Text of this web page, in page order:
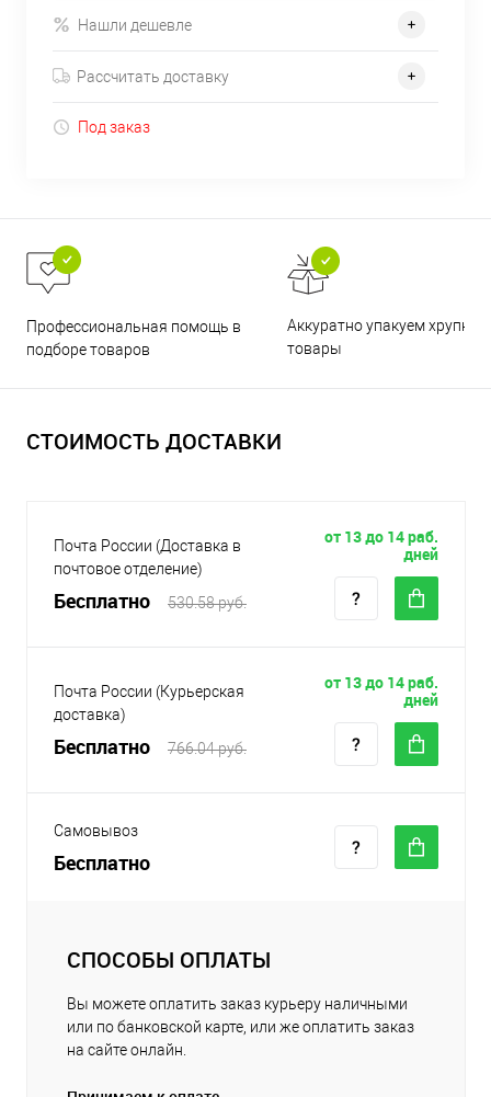
Нашли дешевле
Рассчитать доставку
Под заказ
Профессиональная помощь в
подборе товаров
Аккуратно упакуем хрупкие
товары
СТОИМОСТЬ ДОСТАВКИ
Почта России (Доставка в
почтовое отделение)
Бесплатно 530.58 руб.
от 13 до 14 раб.
дней
Почта России (Курьерская
доставка)
Бесплатно 766.04 руб.
от 13 до 14 раб.
дней
Самовывоз
Бесплатно
СПОСОБЫ ОПЛАТЫ
Вы можете оплатить заказ курьеру наличными
или по банковской карте, или же оплатить заказ
на сайте онлайн.